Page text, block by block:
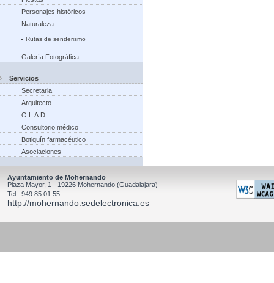
Personajes históricos
Naturaleza
Rutas de senderismo
Galería Fotográfica
Servicios
Secretaria
Arquitecto
O.L.A.D.
Consultorio médico
Botiquín farmacéutico
Asociaciones
Ayuntamiento de Mohernando
Plaza Mayor, 1 - 19226 Mohernando (Guadalajara)
Tel.: 949 85 01 55
http://mohernando.sedelectronica.es